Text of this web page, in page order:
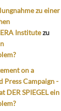
zu einer
Institutezu
on a
Campaign -
DER SPIEGEL ein